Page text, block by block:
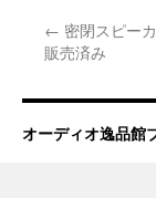
← 密閉スピー
販売済み
オーディオ逸品館